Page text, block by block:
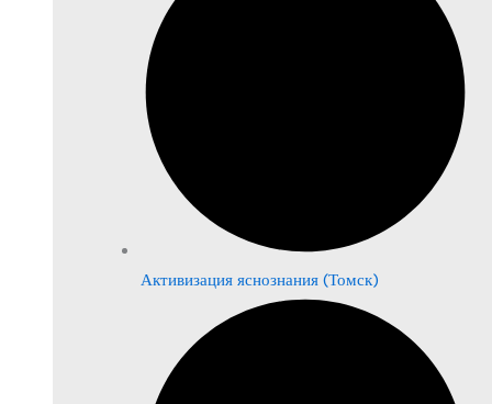
Активизация яснознания (Томск)